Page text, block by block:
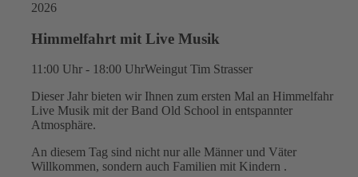
2026
Himmelfahrt mit Live Musik
11:00 Uhr - 18:00 UhrWeingut Tim Strasser
Dieser Jahr bieten wir Ihnen zum ersten Mal an Himmelfahr
Live Musik mit der Band Old School in entspannter
Atmosphäre.
An diesem Tag sind nicht nur alle Männer und Väter
Willkommen, sondern auch Familien mit Kindern .